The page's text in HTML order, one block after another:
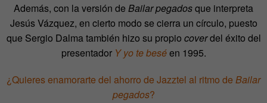
Además, con la versión de Bailar pegadosque interpreta
Jesús Vázquez, en cierto modo se cierra un círculo, puesto
que Sergio Dalma también hizo su propio coverdel éxito del
presentador Y yo te beséen 1995.
¿Quieres enamorarte del ahorro de Jazztel al ritmo de Bailar
pegados?